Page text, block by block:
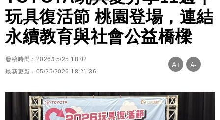
玩具復活節 桃園登場，連結
永續教育與社會公益橋樑
發稿時間：2026/05/25 18:02
最新更新：05/25/2026 18:21:36
A+ A-